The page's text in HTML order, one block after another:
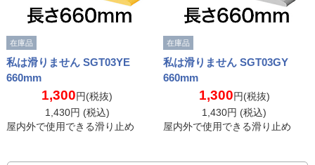
在庫品
私は滑りません SGT03YE
660mm
1,300円(税抜)
1,430円 (税込)
屋内外で使用できる滑り止め
在庫品
私は滑りません SGT03GY
660mm
1,300円(税抜)
1,430円 (税込)
屋内外で使用できる滑り止め